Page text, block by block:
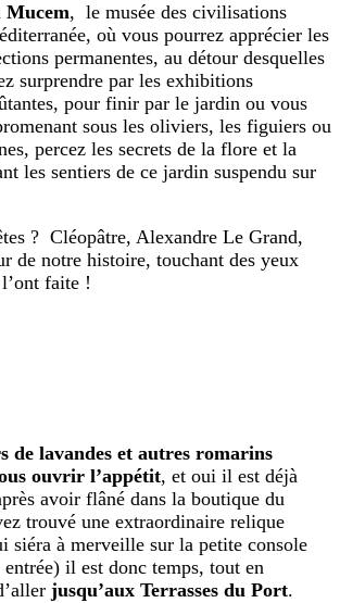
Mucem, le musée des civilisations
où vous pourrez apprécier les
permanentes, au détour desquelles
surprendre par les exhibitions
pour finir par le jardin ou vous
sous les oliviers, les figuiers ou
percez les secrets de la flore et la
les sentiers de ce jardin suspendu sur
? Cléopâtre, Alexandre Le Grand,
de notre histoire, touchant des yeux
faite !
de lavandes et autres romarins
ouvrir l’appétit, et oui il est déjà
avoir flâné dans la boutique du
trouvé une extraordinaire relique
siéra à merveille sur la petite console
il est donc temps, tout en
jusqu’aux Terrasses du Port.